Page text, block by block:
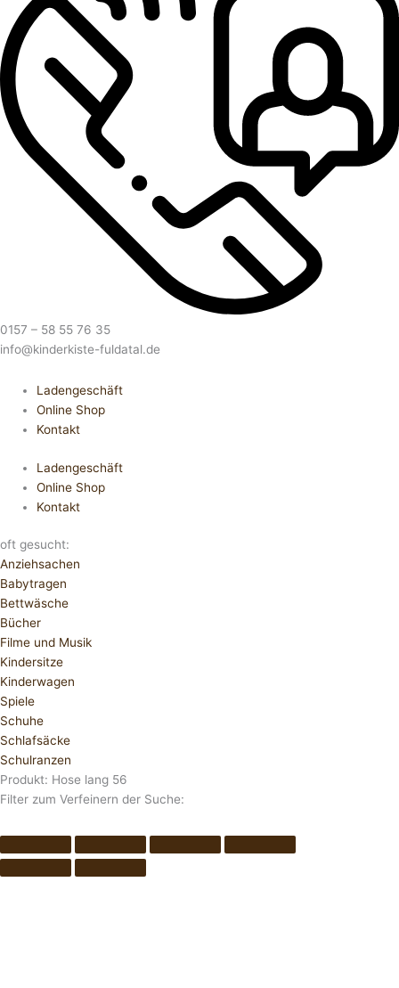
0157 – 58 55 76 35
info@kinderkiste-fuldatal.de
Ladengeschäft
Online Shop
Kontakt
Ladengeschäft
Online Shop
Kontakt
oft gesucht:
Anziehsachen
Babytragen
Bettwäsche
Bücher
Filme und Musik
Kindersitze
Kinderwagen
Spiele
Schuhe
Schlafsäcke
Schulranzen
Produkt: Hose lang 56
Filter zum Verfeinern der Suche: